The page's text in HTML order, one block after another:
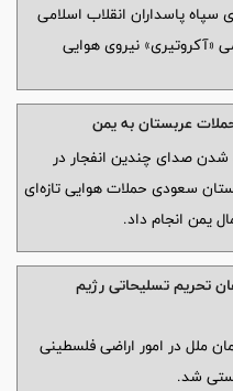
سپاه پاسداران انقلاب اسلامی
«آکروتیری» نیروی هوایی
عربستان به یمن
شدن صدای چندین انفجار در
سعودی حملات هوایی تازه‌ای
یمن انجام داد.
تحریم تسلیحاتی رژیم
ملل در امور اراضی فلسطینی
شد.